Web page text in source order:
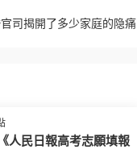
司揭開了多少家庭的隐痛
人民日報高考志願填報